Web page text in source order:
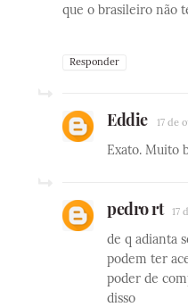
que o brasileiro não
Responder
Eddie 17 de
Exato. Muito
pedro rt 17
de q adianta
podem ter
poder de
disso